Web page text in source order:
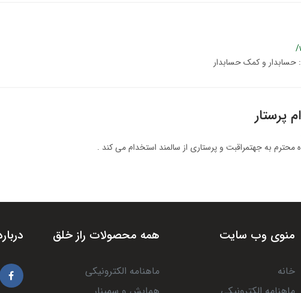
/
حسابدار و کمک حسابدار
پرستار
محترم به جهتمراقبت و پرستاری از سالمند استخدام می کند .
منوی وب سایت
خانه
همه محصولات راز خلق
ماهنامه الکترونیکی